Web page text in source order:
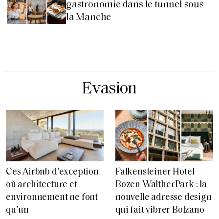
gastronomie dans le tunnel sous
la Manche
Evasion
Ces Airbnb d’exception
où architecture et
environnement ne font
qu’un
Falkensteiner Hotel
Bozen WaltherPark : la
nouvelle adresse design
qui fait vibrer Bolzano